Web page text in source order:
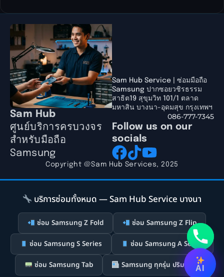
Sam Hub
ศูนย์บริการครบวงจร
สำหรับมือถือ
Samsung
Follow us on our
socials
Sam Hub Service | ซ่อมมือถือ
Samsung ปากซอยวชิรธรรม
สาธิต19 สุขุมวิท 101/1 ตลาด
มหาสิน บางนา-อุดมสุข กรุงเทพฯ
086-777-7345
Copyright @Sam Hub Services, 2025
AI
บริการซ่อมทั้งหมด — Sam Hub Service บางนา
ซ่อม Samsung Z Fold ซ่อม Samsung Z Flip
ซ่อม Samsung S Series ซ่อม Samsung A Series
ซ่อม Samsung Tab
Samsung ทุกรุ่น ปริมณฑล